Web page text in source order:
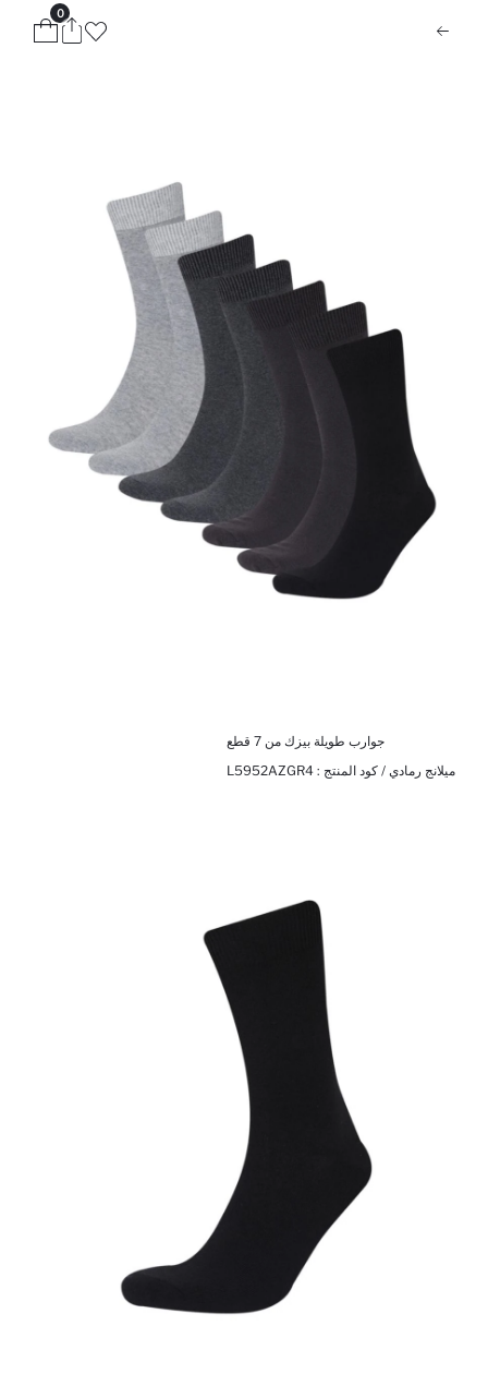
0
جوارب طويلة بيزك من 7 قطع
ميلانج رمادي / كود المنتج : L5952AZGR4